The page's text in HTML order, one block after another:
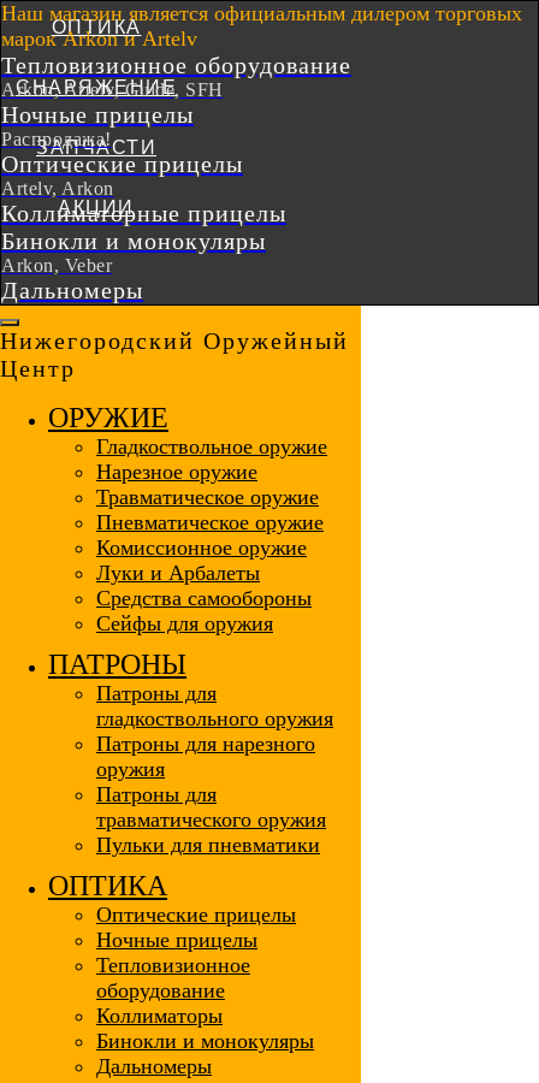
Наш магазин является официальным дилером торговых
марок Arkon и Artelv
Тепловизионное оборудование
Arkon, Artelv, Guide, SFH
Ночные прицелы
Распродажа!
Оптические прицелы
Artelv, Arkon
Коллиматорные прицелы
Бинокли и монокуляры
Arkon, Veber
Дальномеры
Нижегородский Оружейный
Центр
ОРУЖИЕ
Гладкоствольное оружие
Нарезное оружие
Травматическое оружие
Пневматическое оружие
Комиссионное оружие
Луки и Арбалеты
Средства самообороны
Сейфы для оружия
ПАТРОНЫ
Патроны для
гладкоствольного оружия
Патроны для нарезного
оружия
Патроны для
травматического оружия
Пульки для пневматики
ОПТИКА
Оптические прицелы
Ночные прицелы
Тепловизионное
оборудование
Коллиматоры
Бинокли и монокуляры
Дальномеры